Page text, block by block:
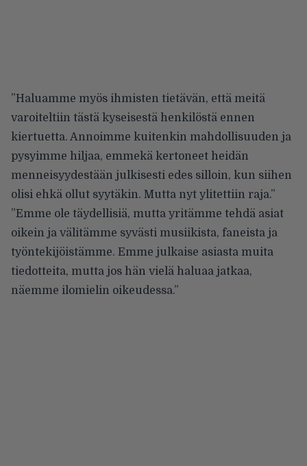
”Haluamme myös ihmisten tietävän, että meitä
varoiteltiin tästä kyseisestä henkilöstä ennen
kiertuetta. Annoimme kuitenkin mahdollisuuden ja
pysyimme hiljaa, emmekä kertoneet heidän
menneisyydestään julkisesti edes silloin, kun siihen
olisi ehkä ollut syytäkin. Mutta nyt ylitettiin raja.”
”Emme ole täydellisiä, mutta yritämme tehdä asiat
oikein ja välitämme syvästi musiikista, faneista ja
työntekijöistämme. Emme julkaise asiasta muita
tiedotteita, mutta jos hän vielä haluaa jatkaa,
näemme ilomielin oikeudessa.”